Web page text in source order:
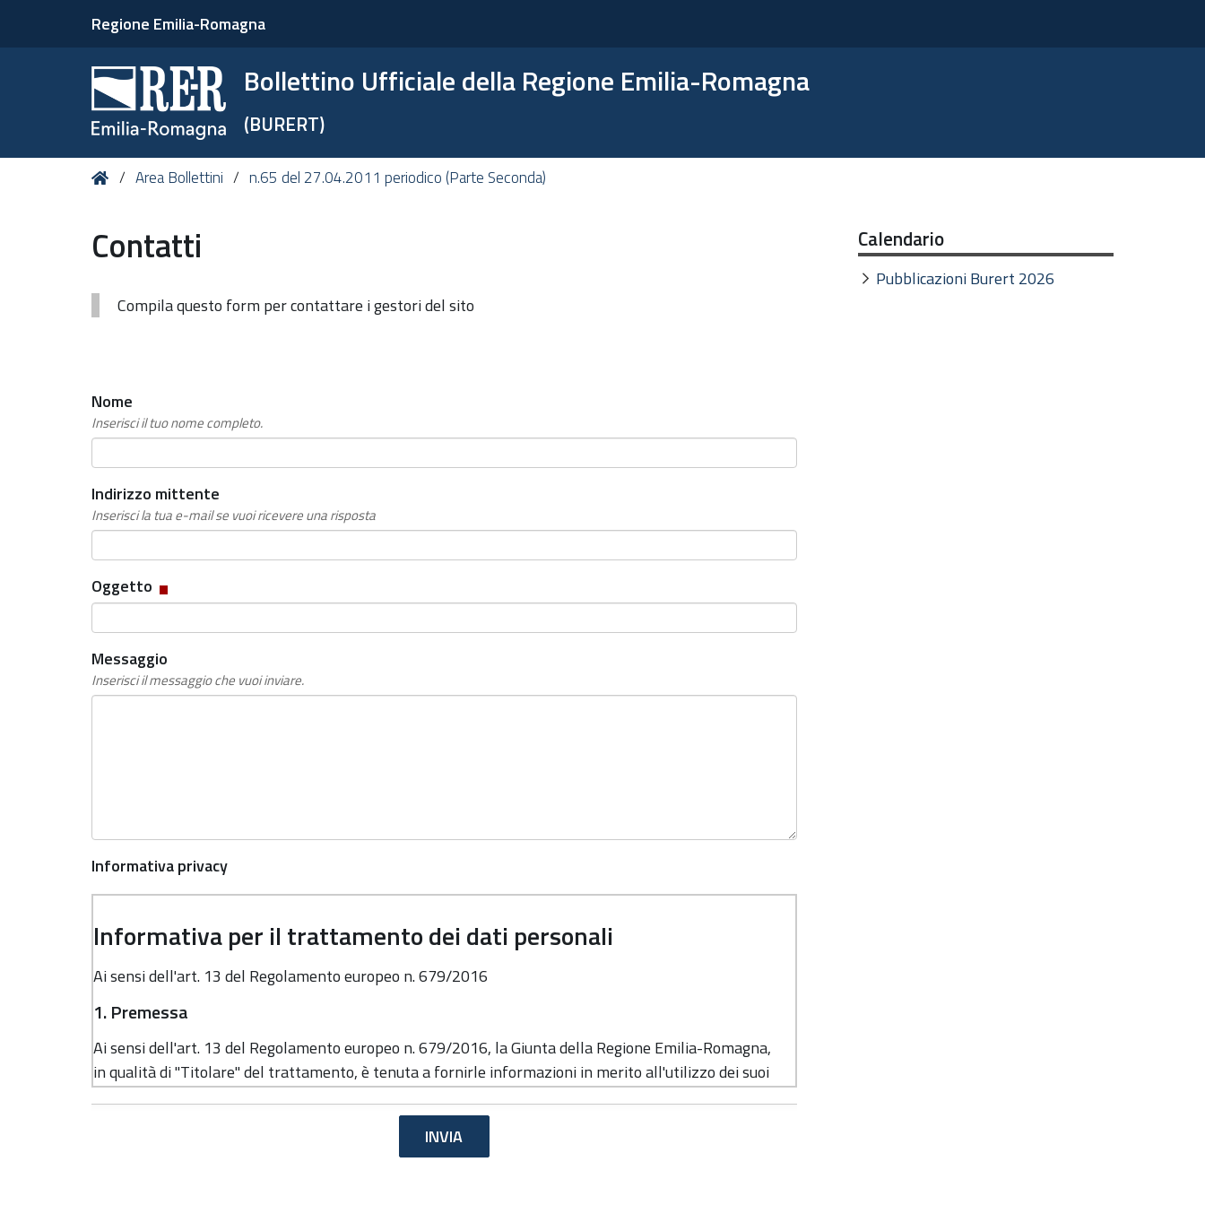
Regione Emilia-Romagna
Bollettino Ufficiale della Regione Emilia-Romagna
(BURERT)
Tu HomeArea Bollettini n.65 del 27.04.2011 periodico (Parte Seconda)
Contatti
Compila questo form per contattare i gestori del sito
Nome
Inserisci il tuo nome completo.
Indirizzo mittente
Inserisci la tua e-mail se vuoi ricevere una risposta
Oggetto Campo
obbligatorio
Messaggio
Inserisci il messaggio che vuoi inviare.
Informativa privacy
Informativa per il trattamento dei dati personali
Ai sensi dell'art. 13 del Regolamento europeo n. 679/2016
1. Premessa
Ai sensi dell'art. 13 del Regolamento europeo n. 679/2016, la Giunta della Regione Emilia-Romagna,
in qualità di "Titolare" del trattamento, è tenuta a fornirle informazioni in merito all'utilizzo dei suoi
2. Identità e dati di contatto del titolare del trattamento
Calendario
Pubblicazioni Burert 2026